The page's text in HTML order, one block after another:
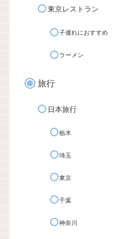
東京レストラン
子連れにおすすめ
ラーメン
旅行
日本旅行
栃木
埼玉
東京
千葉
神奈川